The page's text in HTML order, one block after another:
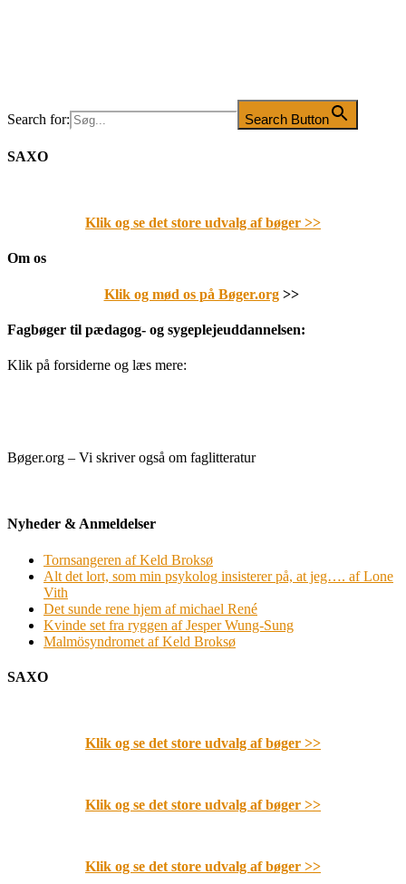
Search for: Search Button
SAXO
Klik og se det store udvalg af bøger >>
Om os
Klik og mød os på Bøger.org>>
Fagbøger til pædagog- og sygeplejeuddannelsen:
Klik på forsiderne og læs mere:
Bøger.org – Vi skriver også om faglitteratur
Nyheder & Anmeldelser
Tornsangeren af Keld Broksø
Alt det lort, som min psykolog insisterer på, at jeg…. af Lone
Vith
Det sunde rene hjem af michael René
Kvinde set fra ryggen af Jesper Wung-Sung
Malmösyndromet af Keld Broksø
SAXO
Klik og se det store udvalg af bøger >>
Klik og se det store udvalg af bøger >>
Klik og se det store udvalg af bøger >>